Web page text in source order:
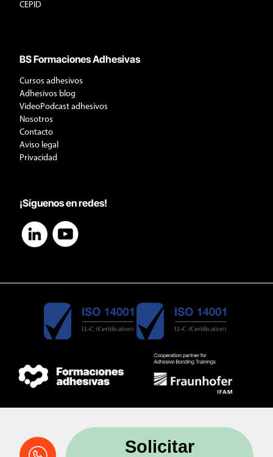
CEPID
BS Formaciones Adhesivas
Cursos adhesivos
Adhesivos blog
VideoPodcast adhesivos
Nosotros
Contacto
Aviso legal
Privacidad
¡Síguenos en redes!
Solicitar